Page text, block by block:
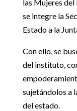
las Mujeres del
se integre la
Estado a la
Con ello, se
del instituto,
sujetándolos a
del estado.